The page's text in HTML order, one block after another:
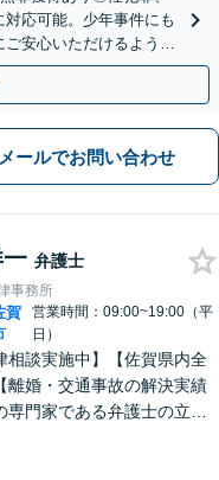
応可能。少年事件にも
安心いただけるよう尽
経験あり】
メールでお問い合わせ
弁護士
事務所
賀
営業時間：09:00~19:00（平
日）
相談実施中】【佐賀県内全
離婚・交通事故の解決実績
専門家である弁護士の立場